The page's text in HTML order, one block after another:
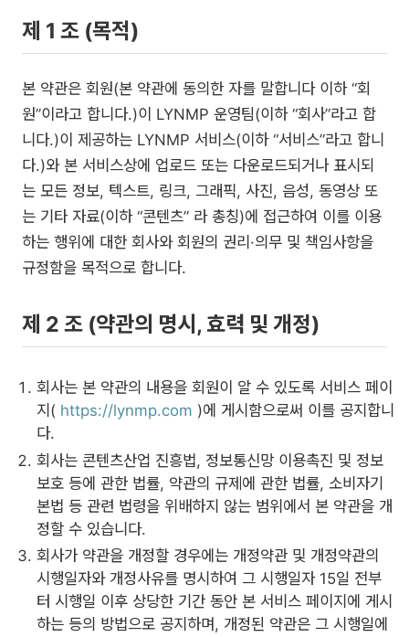
제 1 조 (목적)
본 약관은 회원(본 약관에 동의한 자를 말합니다 이하 “회
원”이라고 합니다.)이 LYNMP 운영팀(이하 “회사”라고 합
니다.)이 제공하는 LYNMP 서비스(이하 “서비스”라고 합니
다.)와 본 서비스상에 업로드 또는 다운로드되거나 표시되
는 모든 정보, 텍스트, 링크, 그래픽, 사진, 음성, 동영상 또
는 기타 자료(이하 “콘텐츠” 라 총칭)에 접근하여 이를 이용
하는 행위에 대한 회사와 회원의 권리·의무 및 책임사항을
규정함을 목적으로 합니다.
제 2 조 (약관의 명시, 효력 및 개정)
회사는 본 약관의 내용을 회원이 알 수 있도록 서비스 페이
지( https://lynmp.com )에 게시함으로써 이를 공지합니
다.
회사는 콘텐츠산업 진흥법, 정보통신망 이용촉진 및 정보
보호 등에 관한 법률, 약관의 규제에 관한 법률, 소비자기
본법 등 관련 법령을 위배하지 않는 범위에서 본 약관을 개
정할 수 있습니다.
회사가 약관을 개정할 경우에는 개정약관 및 개정약관의
시행일자와 개정사유를 명시하여 그 시행일자 15일 전부
터 시행일 이후 상당한 기간 동안 본 서비스 페이지에 게시
하는 등의 방법으로 공지하며, 개정된 약관은 그 시행일에